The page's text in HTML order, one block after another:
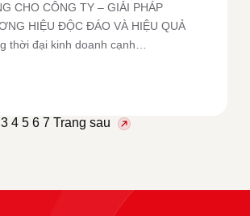
CHO CÔNG TY – GIẢI PHÁP
HIỆU ĐỘC ĐÁO VÀ HIỆU QUẢ
thời đại kinh doanh cạnh…
3 4 5 6 7 Trang sau